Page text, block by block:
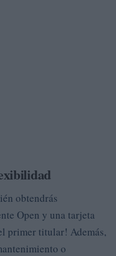
obtendrás
Open y una tarjeta
primer titular! Además,
o